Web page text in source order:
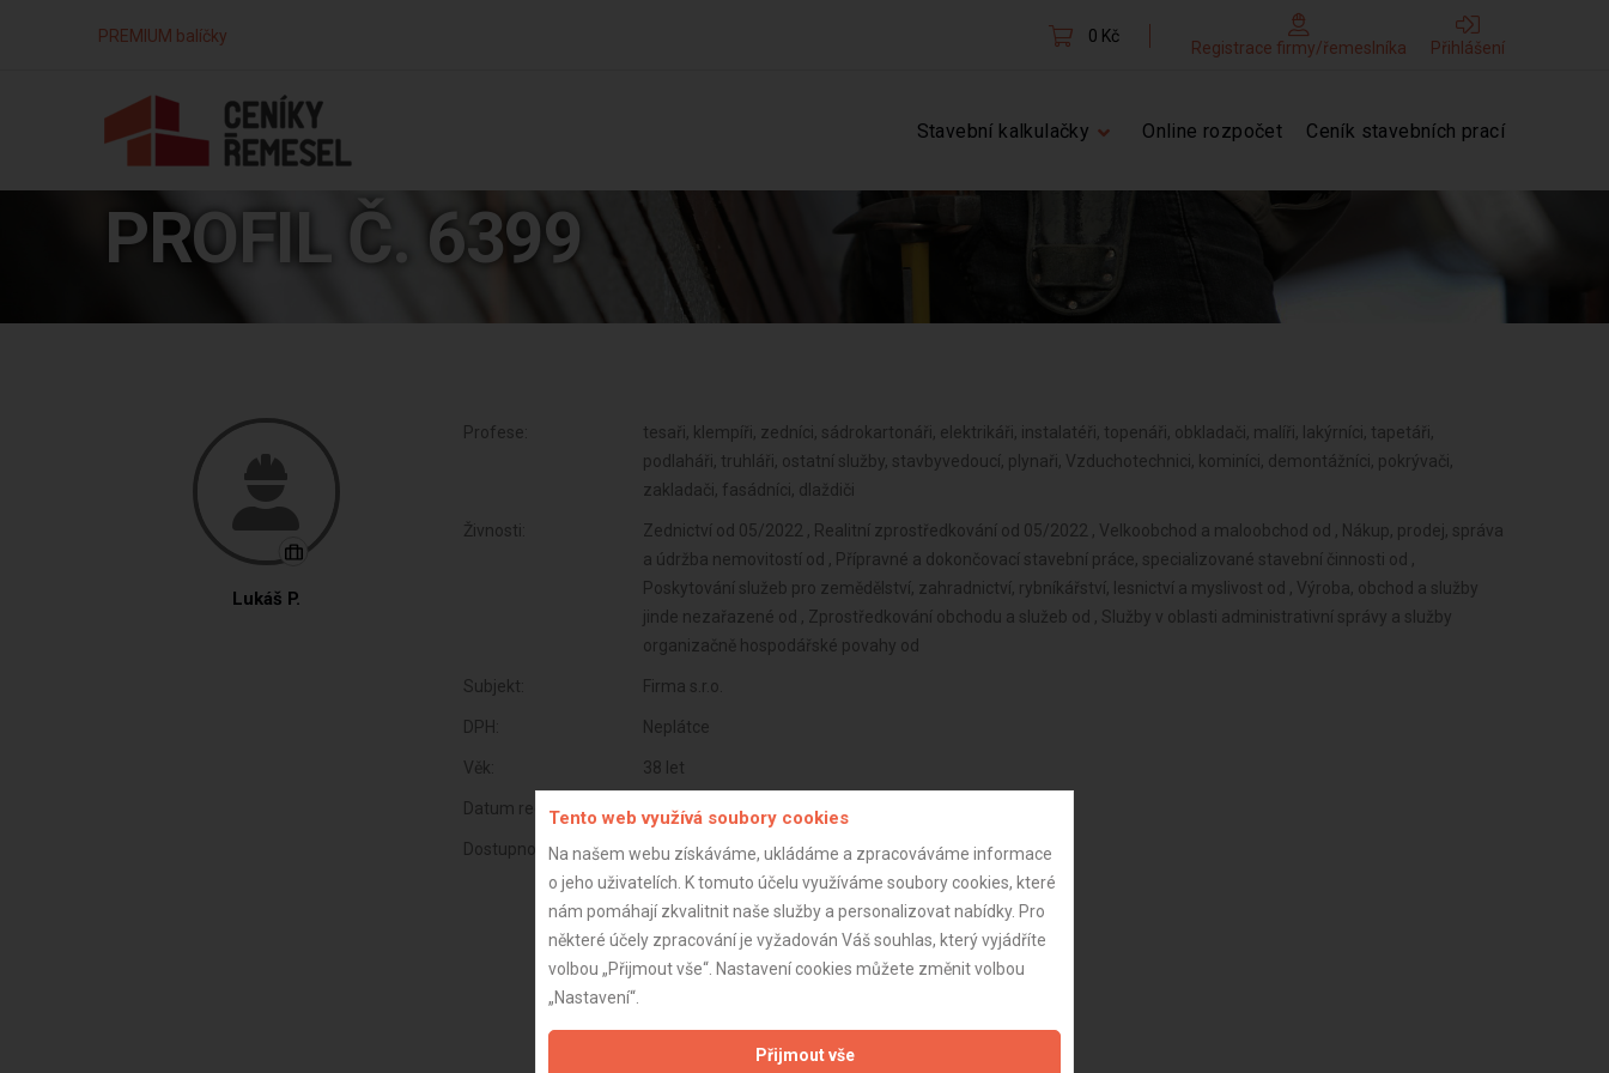
PREMIUM balíčky 0 Kč
Registrace firmy/řemeslníka Přihlášení
Stavební kalkulačky Online rozpočet Ceník stavebních prací
PROFIL Č. 6399
Lukáš P.
Profese:
tesaři, klempíři, zedníci, sádrokartonáři, elektrikáři, instalatéři, topenáři, obkladači, malíři, lakýrníci, tapetáři,
podlaháři, truhláři, ostatní služby, stavbyvedoucí, plynaři, Vzduchotechnici, kominíci, demontážníci, pokrývači,
zakladači, fasádníci, dlaždiči
Živnosti:
Zednictví od 05/2022 , Realitní zprostředkování od 05/2022 , Velkoobchod a maloobchod od , Nákup, prodej, správa
a údržba nemovitostí od , Přípravné a dokončovací stavební práce, specializované stavební činnosti od ,
Poskytování služeb pro zemědělství, zahradnictví, rybníkářství, lesnictví a myslivost od , Výroba, obchod a služby
jinde nezařazené od , Zprostředkování obchodu a služeb od , Služby v oblasti administrativní správy a služby
organizačně hospodářské povahy od
Subjekt: Firma s.r.o.
DPH: Neplátce
Věk: 38 let
Datum registrace: 11.5.2023
Dostupnost:
Tento web využívá soubory cookies
Na našem webu získáváme, ukládáme a zpracováváme informace
o jeho uživatelích. K tomuto účelu využíváme soubory cookies, které
nám pomáhají zkvalitnit naše služby a personalizovat nabídky. Pro
některé účely zpracování je vyžadován Váš souhlas, který vyjádříte
volbou „Přijmout vše“. Nastavení cookies můžete změnit volbou
„Nastavení“.
Přijmout vše